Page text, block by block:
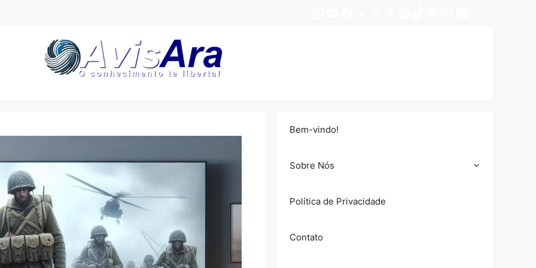
Bem-vindo!
Sobre Nós
Política de Privacidade
Contato